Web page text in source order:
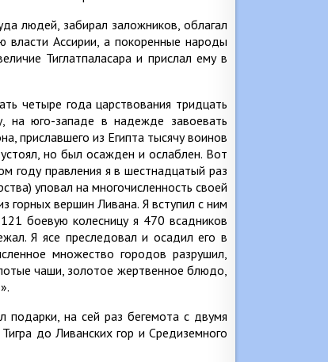
людей, забирал заложников, облагал
власти Ассирии, а покоренные народы
Тиглатпаласара и прислал ему в
четыре года царствования тридцать
на юго-западе в надежде завоевать
приславшего из Египта тысячу воинов
но был осажден и ослаблен. Вот
году правления я в шестнадцатый раз
уповал на многочисленность своей
горных вершин Ливана. Я вступил с ним
боевую колесницу я 470 всадников
Я ясе преследовал и осадил его в
множество городов разрушил,
чаши, золотое жертвенное блюдо,
подарки, на сей раз бегемота с двумя
до Ливанских гор и Средиземного